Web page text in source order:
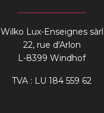
Wilko Lux-Enseignes sàrl
22, rue d'Arlon
L-8399 Windhof
TVA : LU 184 559 62